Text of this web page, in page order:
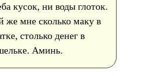
кусок, ни воды глоток.
же мне сколько маку в
столько денег в
Аминь.